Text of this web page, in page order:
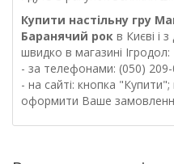
Купити настільну гру
Баранячий рок в Києві і
швидко в магазині Ігродол:
- за телефонами: (050)
- на сайті: кнопка "Купити";
оформити Ваше